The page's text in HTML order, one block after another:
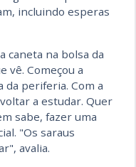
incluindo esperas
caneta na bolsa da
vê. Começou a
periferia. Com a
a estudar. Quer
sabe, fazer uma
"Os saraus
avalia.